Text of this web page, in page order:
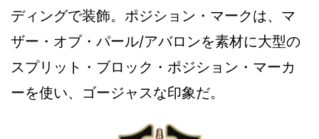
ディングで装飾。ポジション・マークは、マ
ザー・オブ・パール/アバロンを素材に大型の
スプリット・ブロック・ポジション・マーカ
ーを使い、ゴージャスな印象だ。